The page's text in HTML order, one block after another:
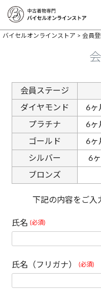
バイセルオンラインストア 会員
会員ステージ
ダイヤモンド 6ヶ
プラチナ 6ヶ
ゴールド 6ヶ
シルバー 6
ブロンズ
下記の内容をご入
氏名 (必須)
氏名（フリガナ） (必須)